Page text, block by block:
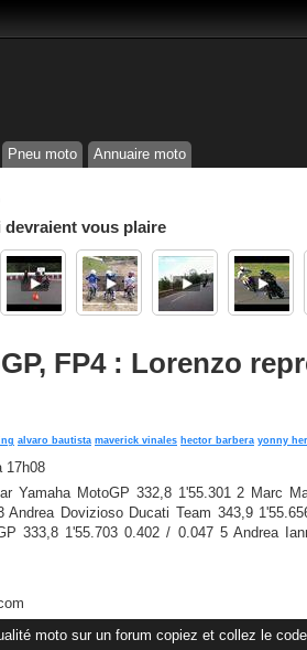
Pneu moto Annuaire moto
vous plaire
FP4 : Lorenzo
alvaro bautista maverick vinales hector barbera yonny
17h08
Yamaha MotoGP 332,8 1'55.301 2 Marc
Andrea Dovizioso Ducati Team 343,9
333,8 1'55.703 0.402 / 0.047 5 Andrea
moto sur un forum copiez et collez le